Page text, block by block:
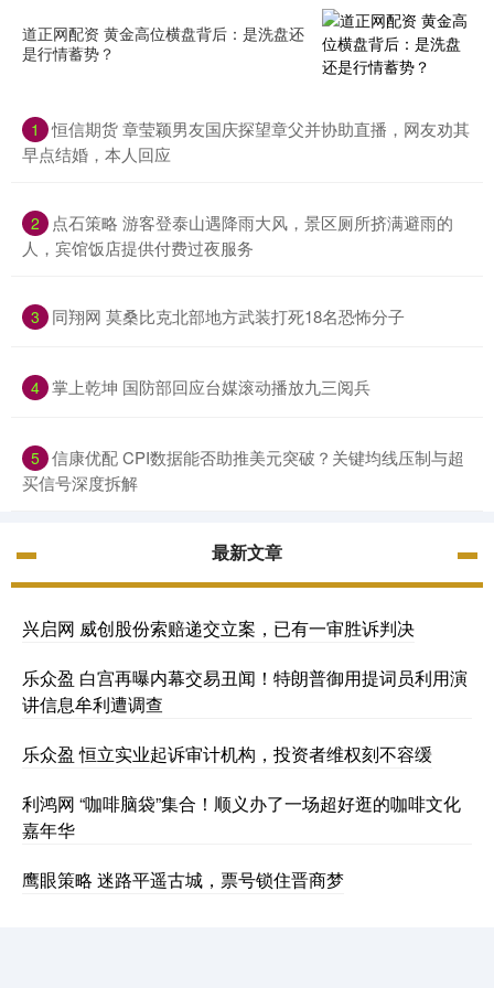
道正网配资 黄金高位横盘背后：是洗盘还
是行情蓄势？
1
恒信期货 章莹颖男友国庆探望章父并协助直播，网友劝其
早点结婚，本人回应
2
点石策略 游客登泰山遇降雨大风，景区厕所挤满避雨的
人，宾馆饭店提供付费过夜服务
3 同翔网 莫桑比克北部地方武装打死18名恐怖分子
4 掌上乾坤 国防部回应台媒滚动播放九三阅兵
5 信康优配 CPI数据能否助推美元突破？关键均线压制与超
买信号深度拆解
最新文章
兴启网 威创股份索赔递交立案，已有一审胜诉判决
乐众盈 白宫再曝内幕交易丑闻！特朗普御用提词员利用演
讲信息牟利遭调查
乐众盈 恒立实业起诉审计机构，投资者维权刻不容缓
利鸿网 “咖啡脑袋”集合！顺义办了一场超好逛的咖啡文化
嘉年华
鹰眼策略 迷路平遥古城，票号锁住晋商梦